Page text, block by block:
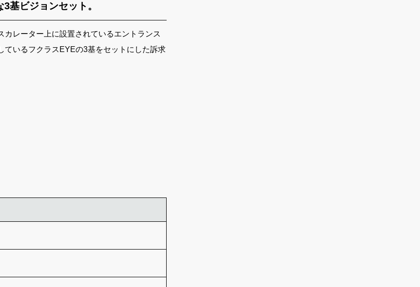
基ビジョンセット。
レーター上に設置されているエントランス
ているフクラスEYEの3基をセットにした訴求